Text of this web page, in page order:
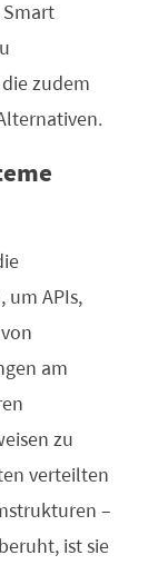
Smart
zudem
APIs,
am
zu
verteilten
–
ist sie